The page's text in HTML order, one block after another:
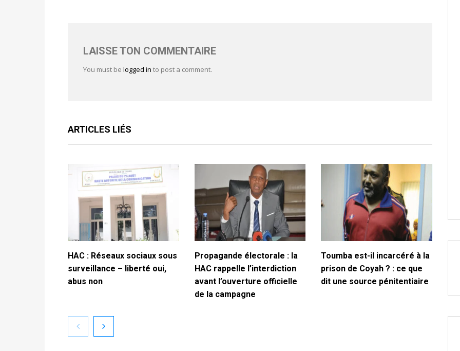
LAISSE TON COMMENTAIRE
You must be logged in to post a comment.
ARTICLES LIÉS
HAC : Réseaux sociaux sous
surveillance – liberté oui,
abus non
Propagande électorale : la
HAC rappelle l’interdiction
avant l’ouverture officielle
de la campagne
Toumba est-il incarcéré à la
prison de Coyah ? : ce que
dit une source pénitentiaire